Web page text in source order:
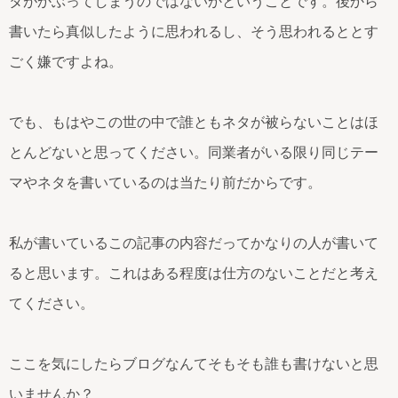
書いたら真似したように思われるし、そう思われるととす
ごく嫌ですよね。
でも、もはやこの世の中で誰ともネタが被らないことはほ
とんどないと思ってください。同業者がいる限り同じテー
マやネタを書いているのは当たり前だからです。
私が書いているこの記事の内容だってかなりの人が書いて
ると思います。これはある程度は仕方のないことだと考え
てください。
ここを気にしたらブログなんてそもそも誰も書けないと思
いませんか？